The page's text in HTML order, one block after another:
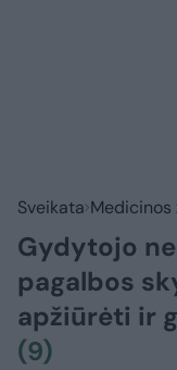
Sveikata Medicinos
Gydytojo
pagalbos
apžiūrėti ir
(9)